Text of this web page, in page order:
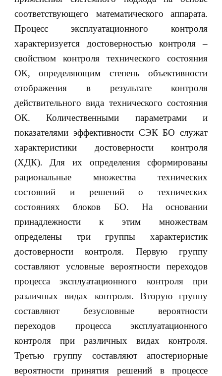
соответствующего математического аппарата.
Процесс эксплуатационного контроля
характеризуется достоверностью контроля –
свойством контроля технического состояния
ОК, определяющим степень объективности
отображения в результате контроля
действительного вида технического состояния
ОК. Количественными параметрами и
показателями эффективности СЭК БО служат
характеристики достоверности контроля
(ХДК). Для их определения сформированы
рациональные множества технических
состояний и решений о технических
состояниях блоков БО. На основании
принадлежности к этим множествам
определены три группы характеристик
достоверности контроля. Первую группу
составляют условные вероятности переходов
процесса эксплуатационного контроля при
различных видах контроля. Вторую группу
составляют безусловные вероятности
переходов процесса эксплуатационного
контроля при различных видах контроля.
Третью группу составляют апостериорные
вероятности принятия решений в процессе